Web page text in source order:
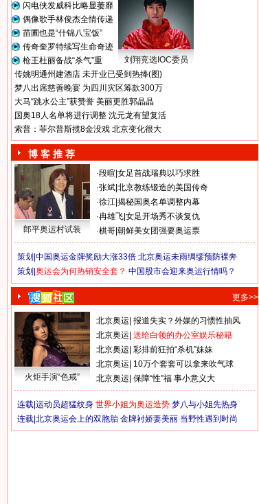
闪电侠发威科比略显萎靡
偶像歌手林俊杰全情传递
苗圃也是“什锦八宝饭”
传奇奎罗特续写生命奇迹
枪王杜丽备战“杀气”重
刘翔竞选IOC委员
传姚明通州建酒店 未开业已受到热捧(图)
梦八出席慈善晚宴 为四川灾区筹款300万
大马“跳水公主”获赞誉 美丽更胜郭晶晶
国奥18人名单将进行调整 沈元龙有望复活
索普：菲尔普斯揽8金没戏 北京变化很大
博 客 推 荐
郎平奥运村试装
·段暄 女足首战瑞典以巧求胜
·张斌 北京教练锻造的美国传奇
·徐江 揭秘国奥名单调整内幕
·冉雄飞 女足开场秀不谈复仇
·棋哥 朝鲜美女团强要奥运票
策划| 中国奥运金牌奖励大涨33倍 北京奥运未雨绸缪预防裸奔
策划| 奥运会为何热销安全套？ 中国股市会迎来奥运行情吗？
更多>>
火炬手演“色戒”
北京奥运 报道失实？外媒的习惯性抽风
北京奥运 送给白领的办公室娱乐秘籍
北京奥运 彩排前狂拍“杀机”妹妹
北京奥运 10万个套套可以拿来吹气球
北京奥运 保障“性”福 事小意义大
连载| 运动员超猛纹身 世界小姐为奥运造势 梦八与小姐先热身
连载| 北京奥运会上的双胞胎 金牌衬娇妻美丽 当野性遇到时尚